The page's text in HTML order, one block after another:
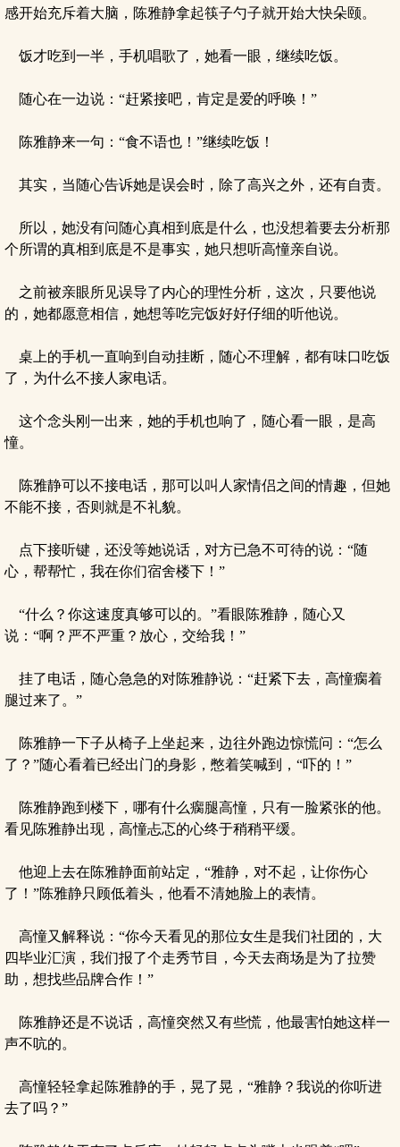
感开始充斥着大脑，陈雅静拿起筷子勺子就开始大快朵颐。
饭才吃到一半，手机唱歌了，她看一眼，继续吃饭。
随心在一边说：“赶紧接吧，肯定是爱的呼唤！”
陈雅静来一句：“食不语也！”继续吃饭！
其实，当随心告诉她是误会时，除了高兴之外，还有自责。
所以，她没有问随心真相到底是什么，也没想着要去分析那
个所谓的真相到底是不是事实，她只想听高憧亲自说。
之前被亲眼所见误导了内心的理性分析，这次，只要他说
的，她都愿意相信，她想等吃完饭好好仔细的听他说。
桌上的手机一直响到自动挂断，随心不理解，都有味口吃饭
了，为什么不接人家电话。
这个念头刚一出来，她的手机也响了，随心看一眼，是高
憧。
陈雅静可以不接电话，那可以叫人家情侣之间的情趣，但她
不能不接，否则就是不礼貌。
点下接听键，还没等她说话，对方已急不可待的说：“随
心，帮帮忙，我在你们宿舍楼下！”
“什么？你这速度真够可以的。”看眼陈雅静，随心又
说：“啊？严不严重？放心，交给我！”
挂了电话，随心急急的对陈雅静说：“赶紧下去，高憧瘸着
腿过来了。”
陈雅静一下子从椅子上坐起来，边往外跑边惊慌问：“怎么
了？”随心看着已经出门的身影，憋着笑喊到，“吓的！”
陈雅静跑到楼下，哪有什么瘸腿高憧，只有一脸紧张的他。
看见陈雅静出现，高憧忐忑的心终于稍稍平缓。
他迎上去在陈雅静面前站定，“雅静，对不起，让你伤心
了！”陈雅静只顾低着头，他看不清她脸上的表情。
高憧又解释说：“你今天看见的那位女生是我们社团的，大
四毕业汇演，我们报了个走秀节目，今天去商场是为了拉赞
助，想找些品牌合作！”
陈雅静还是不说话，高憧突然又有些慌，他最害怕她这样一
声不吭的。
高憧轻轻拿起陈雅静的手，晃了晃，“雅静？我说的你听进
去了吗？”